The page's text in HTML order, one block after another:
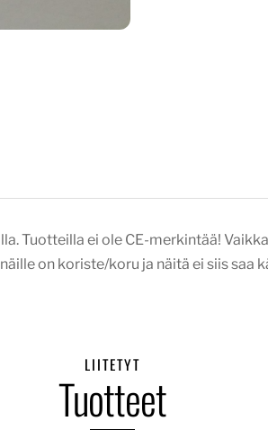
Tuotteilla ei ole CE-merkintää!
on koriste/koru ja näitä ei siis saa
LIITETYT
Tuotteet